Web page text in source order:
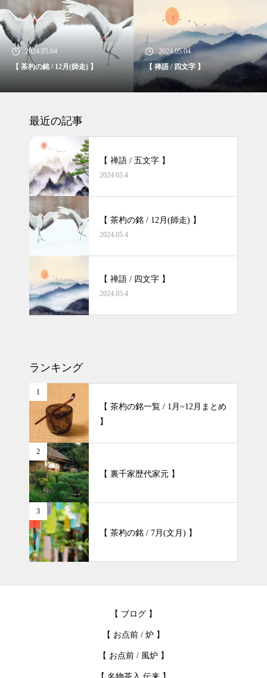
2024.05.04
【 茶杓の銘 / 12月(師走) 】
2024.05.04
【 禅語 / 四文字 】
最近の記事
【 禅語 / 五文字 】
2024.05.4
【 茶杓の銘 / 12月(師走) 】
2024.05.4
【 禅語 / 四文字 】
2024.05.4
ランキング
1
【 茶杓の銘一覧 / 1月~12月まとめ
】
2
【 裏千家歴代家元 】
3
【 茶杓の銘 / 7月(文月) 】
【 ブログ 】
【 お点前 / 炉 】
【 お点前 / 風炉 】